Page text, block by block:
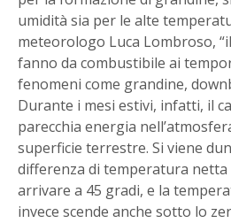
umidità sia per le alte
meteorologo Luca Lombroso,
fanno da combustibile ai
fenomeni come grandine,
Durante i mesi estivi, infatti, il
parecchia energia
superficie terrestre. Si viene
differenza di temperatura
arrivare a 45 gradi, e la
invece scende anche sotto lo